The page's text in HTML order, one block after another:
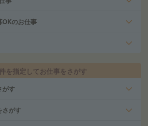
OKのお仕事
を指定してお仕事をさがす
がす
さがす